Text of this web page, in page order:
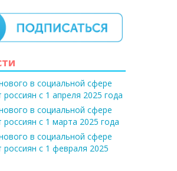
в социальной сфере
россиян с 1 апреля 2025 года
в социальной сфере
россиян с 1 марта 2025 года
в социальной сфере
россиян с 1 февраля 2025